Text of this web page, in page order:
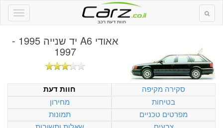
חוות דעת רכב
אאודי A6 יד שנייה 1995 -
1997
סקירה מקיפה
חוות דעת
בטיחות
מחירון
מפרטים טכניים
תמונות